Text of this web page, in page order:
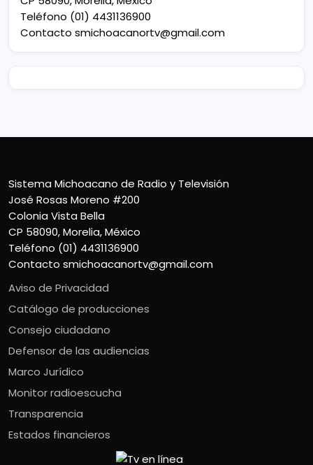
Teléfono (01) 4431136900
Contacto smichoacanortv@gmail.com
Sistema Michoacano de Radio y Televisión
José Rosas Moreno #200
Colonia Vista Bella
CP 58090, Morelia, México
Teléfono (01) 4431136900
Contacto smichoacanortv@gmail.com
Aviso de Privacidad
Catálogo de producciones
Consejo ciudadano
Defensor de las audiencias
Marco Jurídico
Monitor radioescucha
Transparencia
Estados financieros